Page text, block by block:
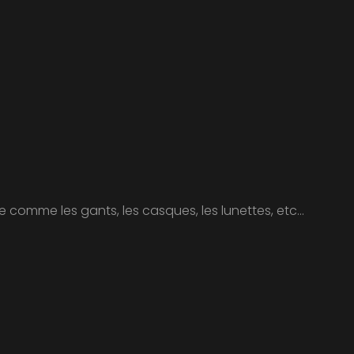
les gants, les casques, les lunettes, etc…